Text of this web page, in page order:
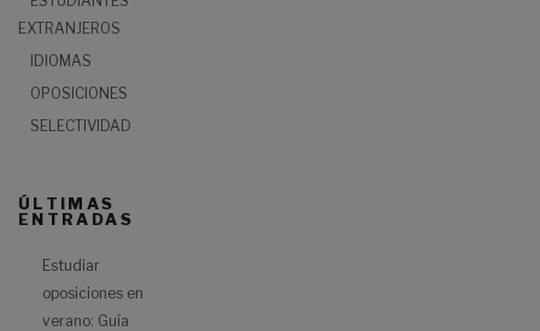
EXTRANJEROS
IDIOMAS
OPOSICIONES
SELECTIVIDAD
ÚLTIMAS
ENTRADAS
Estudiar
oposiciones en
verano: Guía